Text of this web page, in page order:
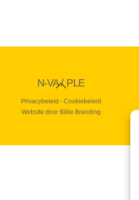
Back
To
Top
N-VA / PLE
Privacybeleid - Cookiebeleid
Website door Billie Branding